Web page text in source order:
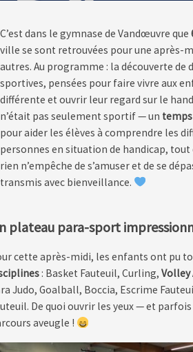
C’est dans le gymnase de Vandœuvre que
ville se sont retrouvées pour une après-
autres. Au programme : la découverte de
sportives, pensées pour faire vivre aux
différente et ouvrir leur regard sur le
n’était pas seulement sportif — un temps
pour aider les élèves à comprendre les
personnes en situation de handicap,
rien n’empêche de s’amuser et de se
transmis avec bienveillance.
plateau para-sport
cette après-midi, les enfants ont pu
: Basket Fauteuil, Curling, Volley
Judo, Goalball, Boccia, Escrime
De quoi ouvrir les yeux — et
aveugle !